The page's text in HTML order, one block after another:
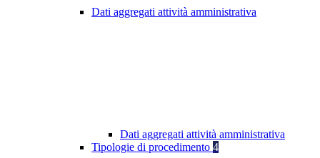
Dati aggregati attività amministrativa
Dati aggregati attività amministrativa
Tipologie di procedimento 4